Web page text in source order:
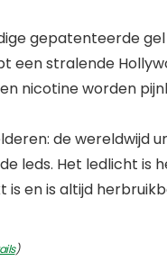
gepatenteerde
een stralende
nicotine worden
de wereldwijd
leds. Het ledlicht is
en is altijd
)